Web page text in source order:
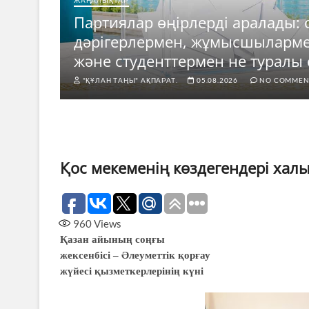
Партиялар өңірлерді аралады:
дәрігерлермен,
және студенттермен не туралы
"ҚҰЛАН ТАҢЫ" АҚПАРАТ. 05.08.2026 NO
Қос мекеменің көздегендері
960Views
Қазан айының соңғы
жексенбісі – Әлеуметтік қорғау
жүйесі қызметкерлерінің күні